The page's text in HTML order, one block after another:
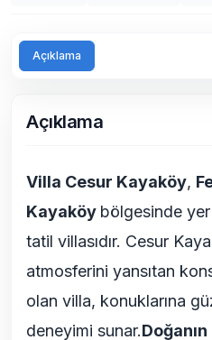
Açıklama
Açıklama
Villa Cesur Kayaköy,
Kayaköy bölgesinde
tatil villasıdır. Cesur
atmosferini yansıtan
olan villa, konuklarına
deneyimi sunar.